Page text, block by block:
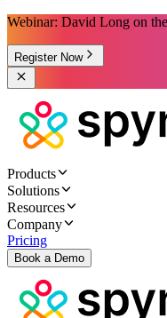
Webinar: David Long on
Register Now
Products
Solutions
Resources
Company
Pricing
Book a Demo